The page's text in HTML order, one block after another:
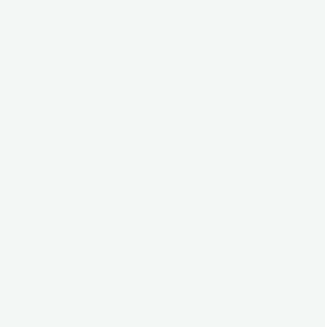
von digiDEM Bayern. Eines der
Ergebnis kommt eine wissenschaftliche